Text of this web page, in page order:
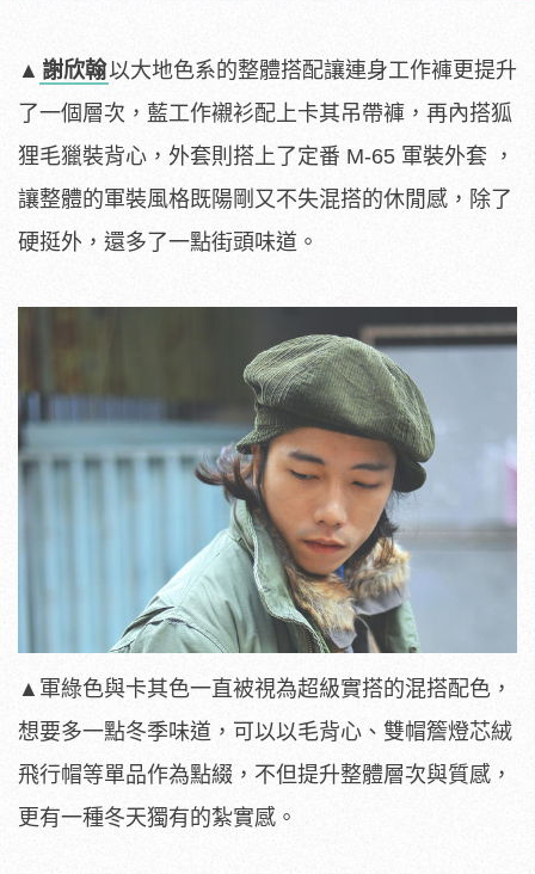
▲ 謝欣翰以大地色系的整體搭配讓連身工作褲更提升
了一個層次，藍工作襯衫配上卡其吊帶褲，再內搭狐
狸毛獵裝背心，外套則搭上了定番 M-65 軍裝外套 ，
讓整體的軍裝風格既陽剛又不失混搭的休閒感，除了
硬挺外，還多了一點街頭味道。
▲軍綠色與卡其色一直被視為超級實搭的混搭配色，
想要多一點冬季味道，可以以毛背心、雙帽簷燈芯絨
飛行帽等單品作為點綴，不但提升整體層次與質感，
更有一種冬天獨有的紮實感。